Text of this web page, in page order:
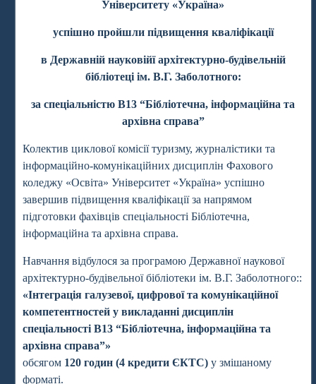
Університету «Україна»
успішно пройшли підвищення кваліфікації
в Державній науковійї архітектурно-будівельній
бібліотеці ім. В.Г. Заболотного:
за спеціальністю В13 “Бібліотечна, інформаційна та
архівна справа”
Колектив циклової комісії туризму, журналістики та
інформаційно-комунікаційних дисциплін Фахового
коледжу «Освіта» Університет «Україна» успішно
завершив підвищення кваліфікації за напрямом
підготовки фахівців спеціальності Бібліотечна,
інформаційна та архівна справа.
Навчання відбулося за програмою Державної наукової
архітектурно-будівельної бібліотеки ім. В.Г. Заболотного::
«Інтеграція галузевої, цифрової та комунікаційної
компетентностей у викладанні дисциплін
спеціальності В13 “Бібліотечна, інформаційна та
архівна справа”»
обсягом 120 годин (4 кредити ЄКТС)у змішаному
форматі.